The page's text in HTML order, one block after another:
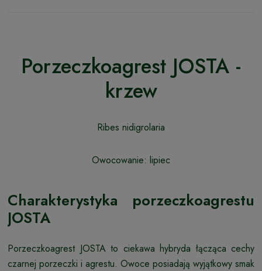
Porzeczkoagrest JOSTA -
krzew
Ribes nidigrolaria
Owocowanie: lipiec
Charakterystyka porzeczkoagrestu
JOSTA
Porzeczkoagrest JOSTA to ciekawa hybryda łącząca cechy
czarnej porzeczki i agrestu. Owoce posiadają wyjątkowy smak